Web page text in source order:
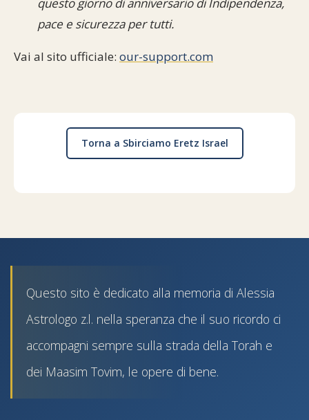
pace e sicurezza per tutti.
Vai al sito ufficiale: our-support.com
Torna a Sbirciamo Eretz Israel
Questo sito è dedicato alla memoria di Alessia
Astrologo z.l. nella speranza che il suo ricordo ci
accompagni sempre sulla strada della Torah e
dei Maasim Tovim, le opere di bene.